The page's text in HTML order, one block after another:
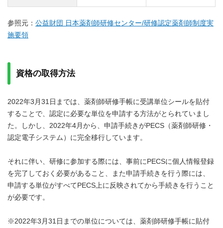
参照元： 公益財団 日本薬剤師研修センター/研修認定薬剤師制度実
施要領
資格の取得方法
2022年3月31日までは、薬剤師研修手帳に受講単位シールを貼付
することで、認定に必要な単位を申請する方法がとられていまし
た。しかし、2022年4月から、申請手続きがPECS（薬剤師研修・
認定電子システム）に完全移行しています。
それに伴い、研修に参加する際には、事前にPECSに個人情報登録
を完了しておく必要があること、また申請手続きを行う際には、
申請する単位がすべてPECS上に反映されてから手続きを行うこと
が必要です。
※2022年3月31日までの単位については、薬剤師研修手帳に貼付